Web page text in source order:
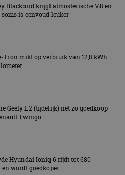
Blackbird krijgt atmosferische V8 en
is eenvoud leuker
Tron mikt op verbruik van 12,8 kWh
Geely E2 (tijdelijk) net zo goedkoop
Twingo
Hyundai Ioniq 6 rijdt tot 680
wordt goedkoper